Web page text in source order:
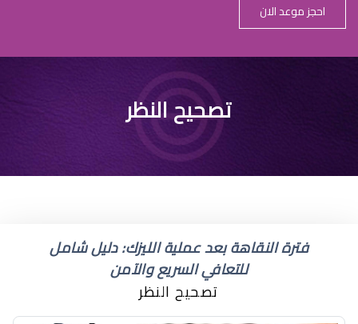
احجز موعد الان
تصحيح النظر
فترة النقاهة بعد عملية الليزك: دليل شامل
للتعافي السريع والآمن
تصحيح النظر